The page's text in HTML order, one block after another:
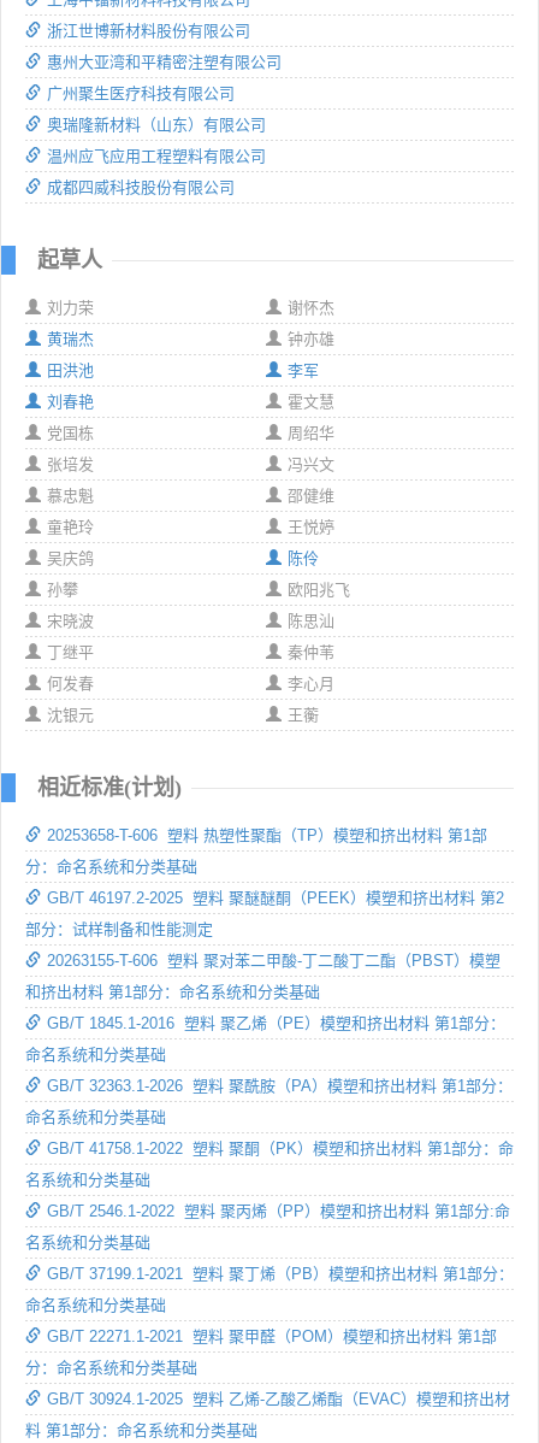
浙江世博新材料股份有限公司
惠州大亚湾和平精密注塑有限公司
广州聚生医疗科技有限公司
奥瑞隆新材料（山东）有限公司
温州应飞应用工程塑料有限公司
成都四威科技股份有限公司
起草人
刘力荣
谢怀杰
黄瑞杰
钟亦雄
田洪池
李军
刘春艳
霍文慧
党国栋
周绍华
张培发
冯兴文
慕忠魁
邵健维
童艳玲
王悦婷
吴庆鸽
陈伶
孙攀
欧阳兆飞
宋晓波
陈思汕
丁继平
秦仲苇
何发春
李心月
沈银元
王蘅
相近标准(计划)
20253658-T-606 塑料 热塑性聚酯（TP）模塑和挤出材料 第1部
分：命名系统和分类基础
GB/T 46197.2-2025 塑料 聚醚醚酮（PEEK）模塑和挤出材料 第2
部分：试样制备和性能测定
20263155-T-606 塑料 聚对苯二甲酸-丁二酸丁二酯（PBST）模塑
和挤出材料 第1部分：命名系统和分类基础
GB/T 1845.1-2016 塑料 聚乙烯（PE）模塑和挤出材料 第1部分：
命名系统和分类基础
GB/T 32363.1-2026 塑料 聚酰胺（PA）模塑和挤出材料 第1部分：
命名系统和分类基础
GB/T 41758.1-2022 塑料 聚酮（PK）模塑和挤出材料 第1部分：命
名系统和分类基础
GB/T 2546.1-2022 塑料 聚丙烯（PP）模塑和挤出材料 第1部分:命
名系统和分类基础
GB/T 37199.1-2021 塑料 聚丁烯（PB）模塑和挤出材料 第1部分：
命名系统和分类基础
GB/T 22271.1-2021 塑料 聚甲醛（POM）模塑和挤出材料 第1部
分：命名系统和分类基础
GB/T 30924.1-2025 塑料 乙烯-乙酸乙烯酯（EVAC）模塑和挤出材
料 第1部分：命名系统和分类基础